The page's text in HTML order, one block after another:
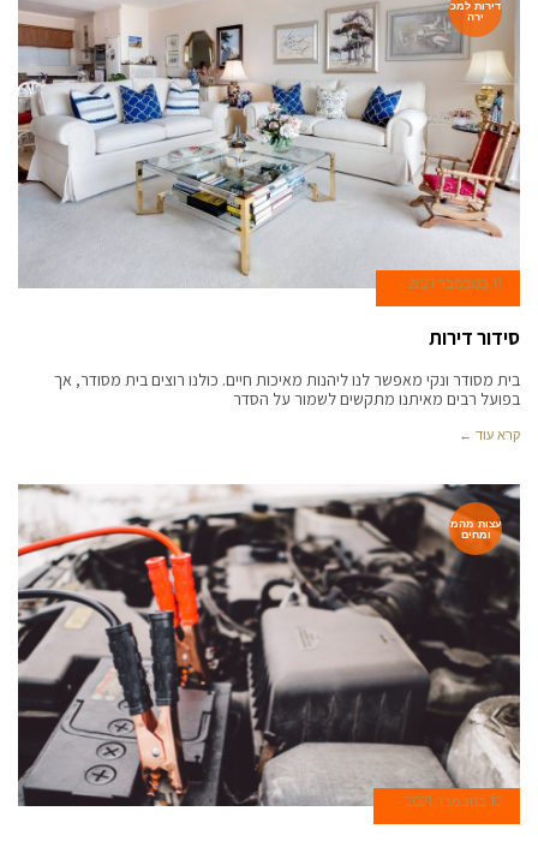
דירות למכ
ירה
11 בנובמבר 2021
סידור דירות
בית מסודר ונקי מאפשר לנו ליהנות מאיכות חיים. כולנו רוצים בית מסודר, אך
בפועל רבים מאיתנו מתקשים לשמור על הסדר
קרא עוד ←
עצות מהמ
ומחים
10 בנובמבר 2021